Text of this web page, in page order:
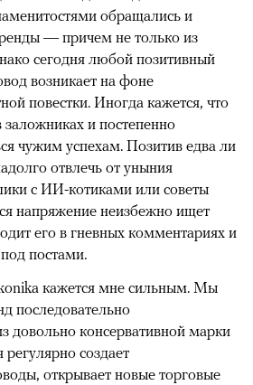
обращались и
— причем не только из
сегодня любой позитивный
возникает на фоне
повестки. Иногда кажется, что
заложниках и постепенно
чужим успехам. Позитив едва ли
отвлечь от уныния
с ИИ-котиками или советы
напряжение неизбежно ищет
его в гневных комментариях и
постами.
кажется мне сильным. Мы
последовательно
довольно консервативной марки
создает
открывает новые торговые